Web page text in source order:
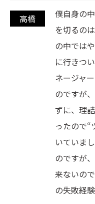
僕自身の
を切るの
の中では
に行きつ
ネージャ
のですが
ずに、理
ったので“
いていま
のですが
来ないの
の失敗経験